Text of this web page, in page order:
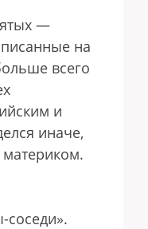
—
на
всего
и
иначе,
соседи».